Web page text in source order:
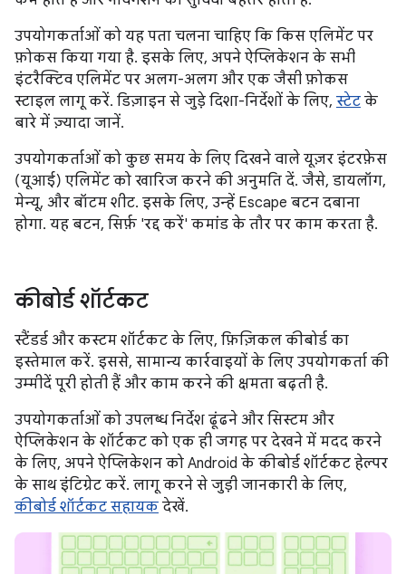
उपयोगकर्ताओं को यह पता चलना चाहिए कि किस एलिमेंट पर
फ़ोकस किया गया है. इसके लिए, अपने ऐप्लिकेशन के सभी
इंटरैक्टिव एलिमेंट पर अलग-अलग और एक जैसी फ़ोकस
स्टाइल लागू करें. डिज़ाइन से जुड़े दिशा-निर्देशों के लिए, स्टेट के
बारे में ज़्यादा जानें.
उपयोगकर्ताओं को कुछ समय के लिए दिखने वाले यूज़र इंटरफ़ेस
(यूआई) एलिमेंट को खारिज करने की अनुमति दें. जैसे, डायलॉग,
मेन्यू, और बॉटम शीट. इसके लिए, उन्हें Escape बटन दबाना
होगा. यह बटन, सिर्फ़ 'रद्द करें' कमांड के तौर पर काम करता है.
कीबोर्ड शॉर्टकट
स्टैंडर्ड और कस्टम शॉर्टकट के लिए, फ़िज़िकल कीबोर्ड का
इस्तेमाल करें. इससे, सामान्य कार्रवाइयों के लिए उपयोगकर्ता की
उम्मीदें पूरी होती हैं और काम करने की क्षमता बढ़ती है.
उपयोगकर्ताओं को उपलब्ध निर्देश ढूंढने और सिस्टम और
ऐप्लिकेशन के शॉर्टकट को एक ही जगह पर देखने में मदद करने
के लिए, अपने ऐप्लिकेशन को Android के कीबोर्ड शॉर्टकट हेल्पर
के साथ इंटिग्रेट करें. लागू करने से जुड़ी जानकारी के लिए,
कीबोर्ड शॉर्टकट सहायक देखें.